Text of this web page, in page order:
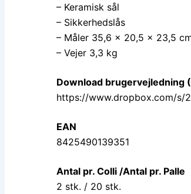
– Keramisk sål
– Sikkerhedslås
– Måler 35,6 x 20,5 x 23,5
– Vejer 3,3 kg
Download brugervejledning
https://www.dropbox.com/s/
EAN
8425490139351
Antal pr. Colli /Antal pr. Palle
2 stk. / 20 stk.